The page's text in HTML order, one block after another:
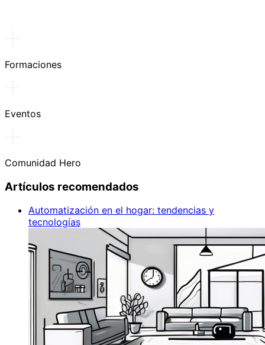
Formaciones
Eventos
Comunidad Hero
Artículos recomendados
Automatización en el hogar: tendencias y
tecnologías